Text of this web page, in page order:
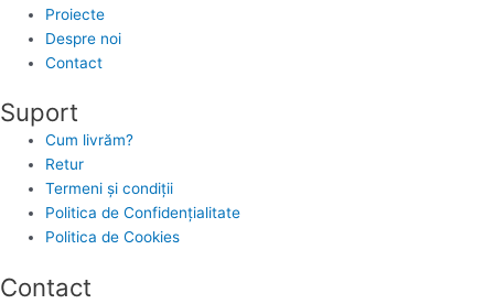
Proiecte
Despre noi
Contact
Suport
Cum livrăm?
Retur
Termeni și condiții
Politica de Confidențialitate
Politica de Cookies
Contact